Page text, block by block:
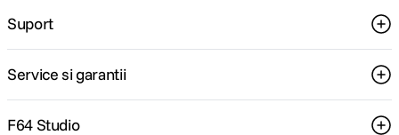
Suport
Service si garantii
F64 Studio